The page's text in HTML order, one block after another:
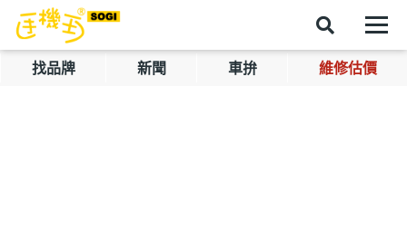
找品牌 新聞 車拚 維修估價